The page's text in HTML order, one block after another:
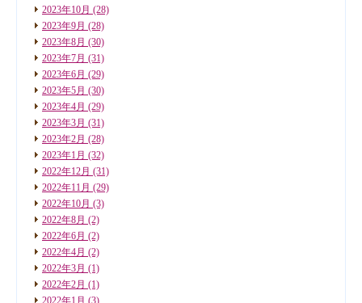
2023年10月 (28)
2023年9月 (28)
2023年8月 (30)
2023年7月 (31)
2023年6月 (29)
2023年5月 (30)
2023年4月 (29)
2023年3月 (31)
2023年2月 (28)
2023年1月 (32)
2022年12月 (31)
2022年11月 (29)
2022年10月 (3)
2022年8月 (2)
2022年6月 (2)
2022年4月 (2)
2022年3月 (1)
2022年2月 (1)
2022年1月 (3)